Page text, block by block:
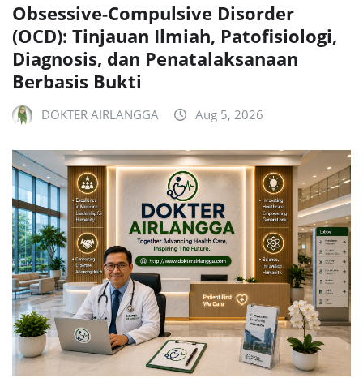
Obsessive-Compulsive Disorder
(OCD): Tinjauan Ilmiah, Patofisiologi,
Diagnosis, dan Penatalaksanaan
Berbasis Bukti
DOKTER AIRLANGGA Aug 5, 2026